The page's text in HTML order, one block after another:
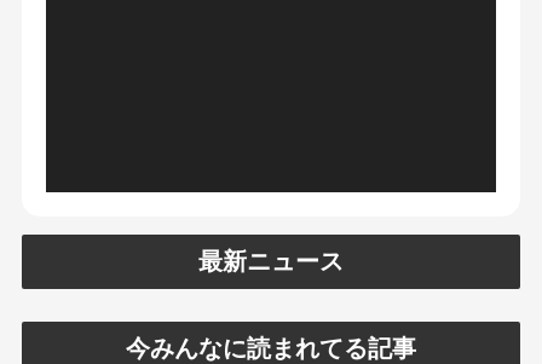
最新ニュース
今みんなに読まれてる記事